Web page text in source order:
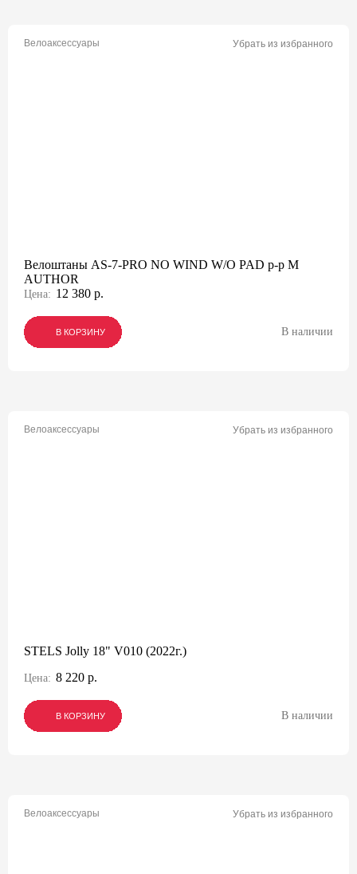
Велоаксессуары Убрать из избранного
Велоштаны AS-7-PRO NO WIND W/O PAD р-р M
AUTHOR
Цена: 12 380 р.
В КОРЗИНУ
В КОРЗИНУ
В КОРЗИНУ В наличии
Велоаксессуары Убрать из избранного
STELS Jolly 18" V010 (2022г.)
Цена: 8 220 р.
В КОРЗИНУ
В КОРЗИНУ
В КОРЗИНУ В наличии
Велоаксессуары Убрать из избранного